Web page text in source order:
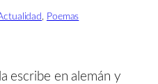
, Poemas
escribe en alemán y